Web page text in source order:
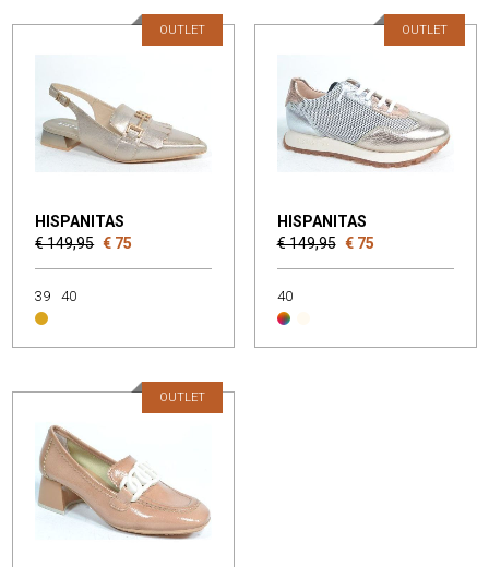
HISPANITAS
€ 149,95 € 75
OUTLET
39 40
HISPANITAS
€ 149,95 € 75
OUTLET
40
OUTLET